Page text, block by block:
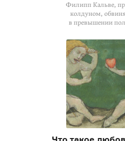
Филипп Кальве,
колдуном,
в превышении